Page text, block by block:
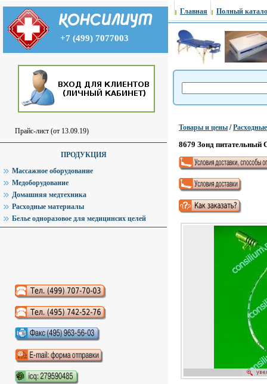
+7 (499) 7077003
Прайс-лист (от 13.09.19)
ПРОДУКЦИЯ
Массажное оборудование
Медоборудование
Домашняя медтехника
Расходные материалы
Белье одноразовое для медицинсих целей
Аудиокниги слушать онлайн
Главная Полный
Товары и цены /
8679 Зонд питательный